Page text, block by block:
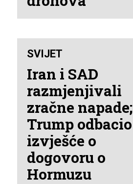
SVIJET
Iran i SAD
razmjenjivali
zračne napade;
Trump odbacio
izvješće o
dogovoru o
Hormuzu